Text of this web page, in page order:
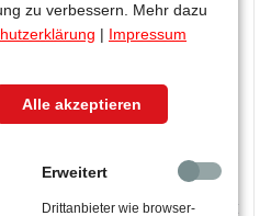
NSP 92501 ,5
M-2
8-10 Zähne/Zoll;
Vorschub vermeiden.
Drehen und Formen mit
zu verbessern. Mehr dazu
| Impressum
Alle akzeptieren
Erweitert
Drittanbieter wie browser-